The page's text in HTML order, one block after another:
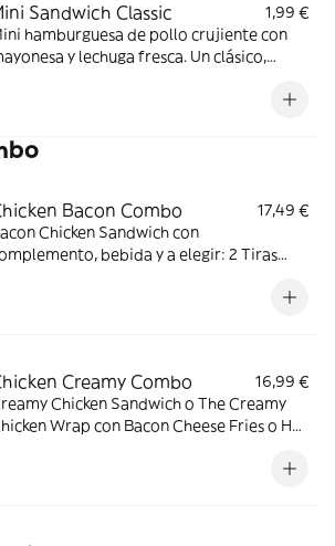
Sandwich Classic
1,99 €
hamburguesa de pollo crujiente con
y lechuga fresca. Un clásico,
Bacon Combo
17,49 €
Chicken Sandwich con
bebida y a elegir: 2 Tiras
Nuggets. Ideal para los que creen que todo
Creamy Combo
16,99 €
Chicken Sandwich o The Creamy
Wrap con Bacon Cheese Fries o Hot